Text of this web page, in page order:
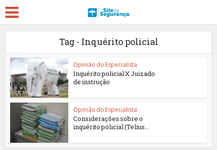
Tag - Inquérito policial
Opinião do Especialista
Inquérito policial X Juizado
de instrução
Opinião do Especialista
Considerações sobre o
inquérito policial (Telius...